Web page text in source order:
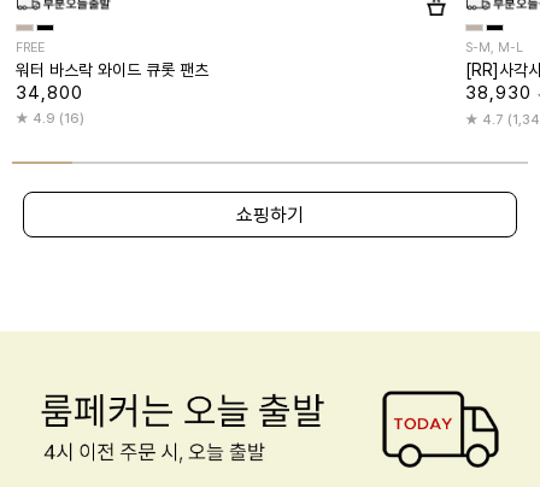
FREE
워터 바스락 와이드 큐롯 팬츠
34,800
4.9 (16)
S-M, M-L
[RR]사각
38,930
4.7
쇼핑하기